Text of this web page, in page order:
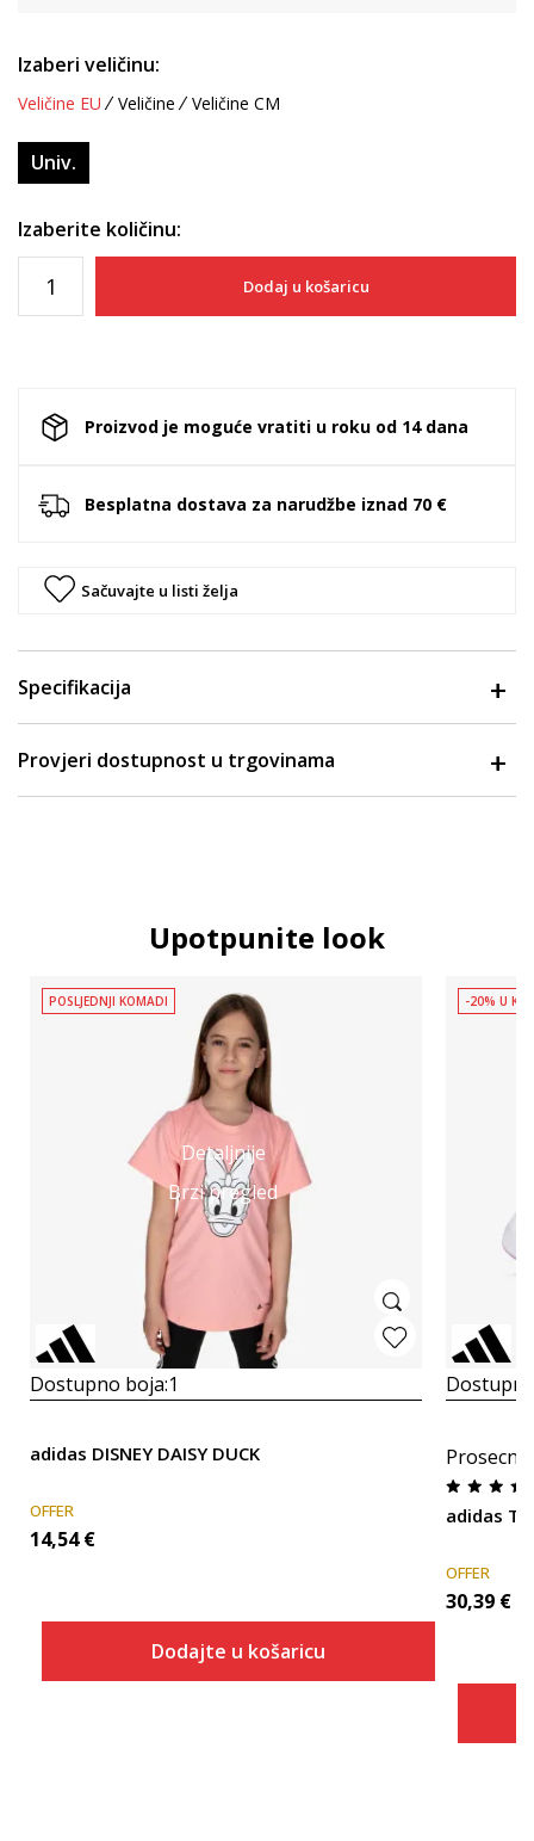
Izaberi veličinu:
Veličine EU Veličine Veličine CM
Univ.
Izaberite količinu:
Dodaj u košaricu
Proizvod je moguće vratiti u roku od 14 dana
Besplatna dostava za narudžbe iznad 70 €
Sačuvajte u listi želja
Specifikacija
Provjeri dostupnost u trgovinama
Upotpunite look
Detaljnije
Brzi pregled
POSLJEDNJI KOMADI
Dostupno boja:1
adidas DISNEY DAISY DUCK
OFFER
14,54 €
Dodajte u košaricu
-20% U
adidas
OFFER
30,39 €